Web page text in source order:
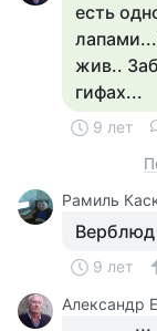
есть
жив..
гифах...
9 лет
Рамиль
Верблюд
9 лет